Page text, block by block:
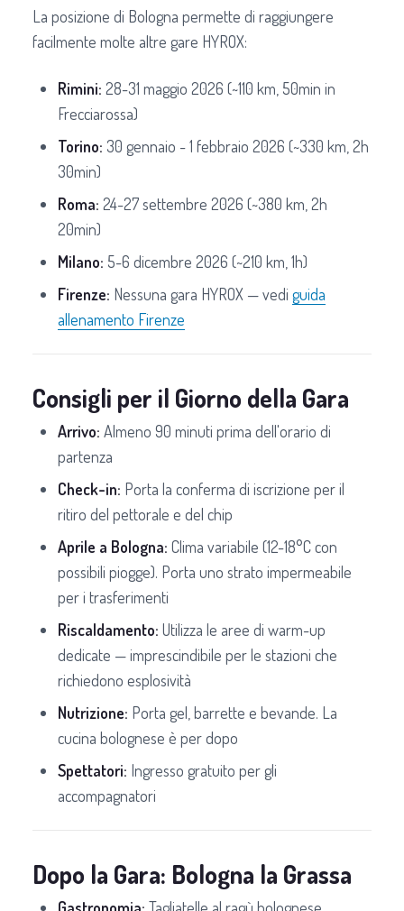
La posizione di Bologna permette di raggiungere
facilmente molte altre gare HYROX:
Rimini: 28-31 maggio 2026 (~110 km, 50min in
Frecciarossa)
Torino: 30 gennaio - 1 febbraio 2026 (~330 km, 2h
30min)
Roma: 24-27 settembre 2026 (~380 km, 2h
20min)
Milano: 5-6 dicembre 2026 (~210 km, 1h)
Firenze: Nessuna gara HYROX — vedi guida
allenamento Firenze
Consigli per il Giorno della Gara
Arrivo: Almeno 90 minuti prima dell'orario di
partenza
Check-in: Porta la conferma di iscrizione per il
ritiro del pettorale e del chip
Aprile a Bologna: Clima variabile (12-18°C con
possibili piogge). Porta uno strato impermeabile
per i trasferimenti
Riscaldamento: Utilizza le aree di warm-up
dedicate — imprescindibile per le stazioni che
richiedono esplosività
Nutrizione: Porta gel, barrette e bevande. La
cucina bolognese è per dopo
Spettatori: Ingresso gratuito per gli
accompagnatori
Dopo la Gara: Bologna la Grassa
Gastronomia: Tagliatelle al ragù bolognese,